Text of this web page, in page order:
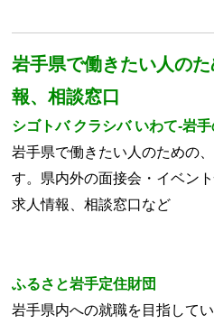
岩手県で働きたい人の
報、相談窓口
シゴトバ クラシバ いわて‐岩
岩手県で働きたい人のための
す。県内外の面接会・イベン
求人情報、相談窓口など
ふるさと岩手定住財団
岩手県内への就職を目指して